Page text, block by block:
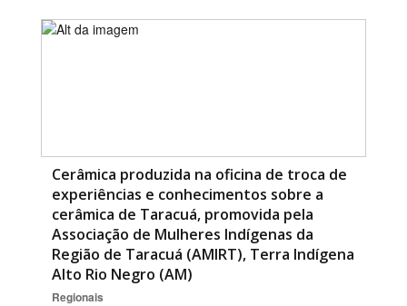
Cerâmica produzida na oficina de troca de
experiências e conhecimentos sobre a
cerâmica de Taracuá, promovida pela
Associação de Mulheres Indígenas da
Região de Taracuá (AMIRT), Terra Indígena
Alto Rio Negro (AM)
Regionais